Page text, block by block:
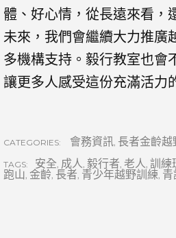
體、好心情，從長遠來看，
未來，我們會繼續大力推廣
多機構支持。毅行教室也會
讓更多人感受這份充滿活力
CATEGORIES: 會務資訊, 長者金齡越
TAGS: 安全, 成人, 毅行者, 老人, 訓練
跑山, 金齡, 長者, 青少年越野訓練, 青